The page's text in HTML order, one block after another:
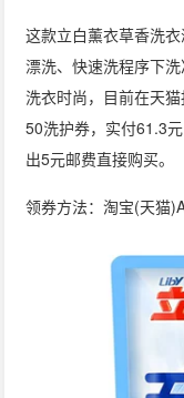
这款立白薰衣草香洗
漂洗、快速洗程序下
洗衣时尚，目前在天
50洗护券，实付61.3
出5元邮费直接购买。
领券方法：淘宝(天猫